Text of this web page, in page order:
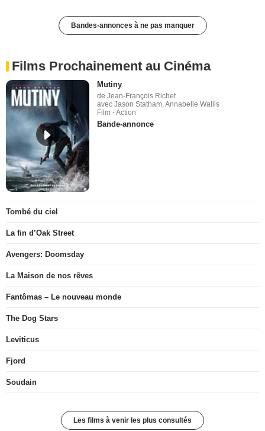
Bandes-annonces à ne pas manquer
Films Prochainement au Cinéma
Mutiny
de Jean-François Richet
avec Jason Statham, Annabelle Wallis
Film - Action
Bande-annonce
Tombé du ciel
La fin d’Oak Street
Avengers: Doomsday
La Maison de nos rêves
Fantômas – Le nouveau monde
The Dog Stars
Leviticus
Fjord
Soudain
Les films à venir les plus consultés